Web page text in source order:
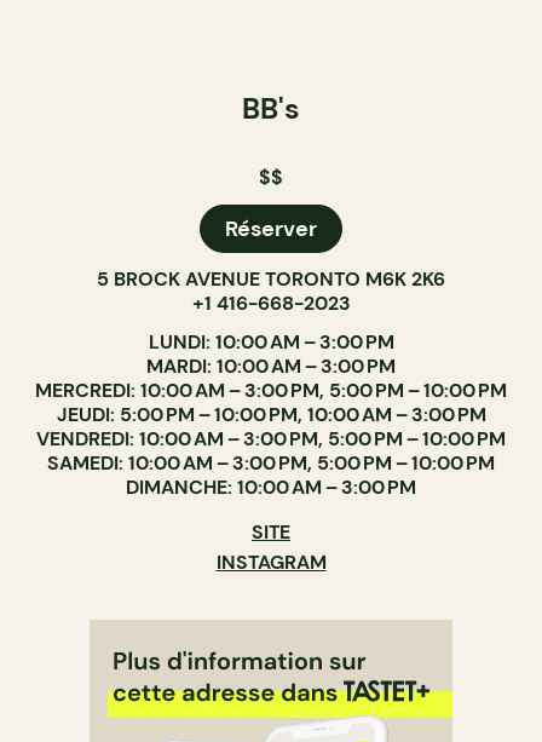
BB's
$$
Réserver
5 BROCK AVENUE TORONTO M6K 2K6
+1 416-668-2023
LUNDI: 10:00 AM – 3:00 PM
MARDI: 10:00 AM – 3:00 PM
MERCREDI: 10:00 AM – 3:00 PM, 5:00 PM – 10:00 PM
JEUDI: 5:00 PM – 10:00 PM, 10:00 AM – 3:00 PM
VENDREDI: 10:00 AM – 3:00 PM, 5:00 PM – 10:00 PM
SAMEDI: 10:00 AM – 3:00 PM, 5:00 PM – 10:00 PM
DIMANCHE: 10:00 AM – 3:00 PM
SITE
INSTAGRAM